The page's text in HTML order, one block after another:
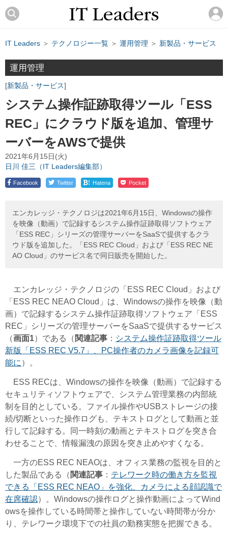
IT Leaders ＞ テクノロジー一覧 ＞ 運用管理 ＞ 新製品・サービス
運用管理
新製品・サービス
システム操作証跡取得ツール「ESS
REC」にクラウド版を追加、管理サ
ーバーをAWSで提供
2021年6月15日(火)
日川 佳三（IT Leaders編集部）
Facebook Twitter ! Hatena Pocket
エンカレッジ・テクノロジは2021年6月15日、Windowsの操作
を映像（動画）で記録するシステム操作証跡取得ソフトウェア
「ESS REC」シリーズの管理サーバーをSaaSで提供するクラ
ウド版を追加した。「ESS REC Cloud」および「ESS REC NE
AO Cloud」のサービス名で同日販売を開始した。
エンカレッジ・テクノロジの「ESS REC Cloud」および
「ESS REC NEAO Cloud」は、Windowsの操作を映像（動
画）で記録するシステム操作証跡取得ソフトウェア「ESS
REC」シリーズの管理サーバーをSaaSで提供するサービス
（画面1）である（ 関連記事 ： システム操作証跡取得ツール
新版「ESS REC V5.7」、PC操作者のカメラ画像を記録可
能に ）。
ESS RECは、Windowsの操作を映像（動画）で記録する
セキュリティソフトウェアで、システム管理業務の内部統
制を目的としている。ファイル操作やUSBストレージの接
続/切断といった操作ログも、テキストログとして動画と並
行して記録する。同一時刻の動画とテキストログを突き合
わせることで、情報漏洩の原因を突き止めやすくなる。
一方のESS REC NEAOは、オフィス業務の監視を目的と
した製品である（ 関連記事 ： テレワーク時の働き方を監視
できる「ESS REC NEAO」を強化、カメラによる顔認識で
在席確認）。Windowsの操作ログと操作動画によってWind
owsを操作している時間帯と操作していない時間帯が分か
り、テレワーク環境下での社員の勤務実態を把握できる。